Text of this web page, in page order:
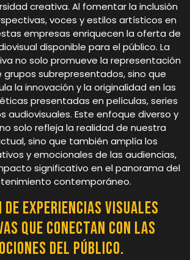
creativa. Al fomentar la inclusión
voces y estilos artísticos en
empresas enriquecen la oferta de
disponible para el público. La
no solo promueve la representación
subrepresentados, sino que
la innovación y la originalidad en las
presentadas en películas, series
audiovisuales. Este enfoque diverso y
solo refleja la realidad de nuestra
sino que también amplía los
y emocionales de las audiencias,
significativo en el panorama del
contemporáneo.
de experiencias visuales
que conectan con las
del público.